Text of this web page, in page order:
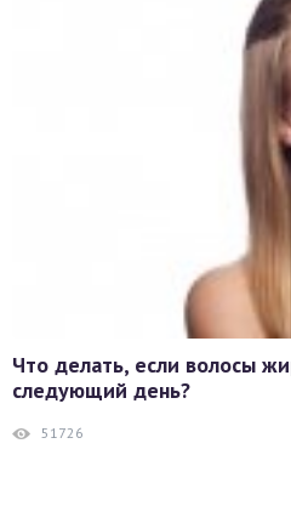
Что делать, если волосы
следующий день?
51726